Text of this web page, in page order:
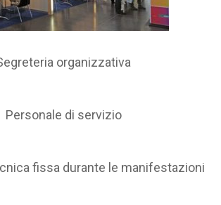
organizzativa
Personale di servizio
fissa durante le manifestazioni